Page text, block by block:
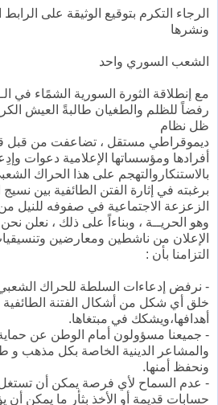
الرجاء التكرم بتوقيع الوثيقة على
ونشرها
الشعب السوري واحد
رفضاً للظلم والطغيان طالبةً العيش
ظل نظام
ديموقراطي مستقل ، تضاعفت من قبل
أفرادها ومؤسساتها الإعلامية دعوات
بالاستنكاروالتهجم على هذا الحراك
برغبته في إثارة الفتن الطائفية بين
الزعزعة الاجتماعية في صفوفه للنيل
وهو الحريــة ، وبناءاً على ذلك ، نعلن
الإعلان من ناشطين ومعارضين
التزامنا بأن :
- نرفض إدعاءات السلطة للحراك الشعبي
خلق أي شكل من أشكال الفتنة الطائفية
أهدافها،ويشكك في مبتغاها.
- جميعنا مسؤولون أمام الوطن عن حماية
والمشاعر الدينية الخاصة بكل مذهب و
ونحفظ أمنها.
- عدم السماح لأي فرصة يمكن أن
حسابات قديمة أو الأخذ بثأر ما يمكن